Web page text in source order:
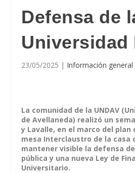
Defensa de
Universidad
23/05/2025 | Información general
La comunidad de la UNDAV
de Avellaneda) realizó un
y Lavalle, en el marco del plan
mesa Interclaustro de la casa
mantener visible la defensa
pública y una nueva Ley de
Universitario.